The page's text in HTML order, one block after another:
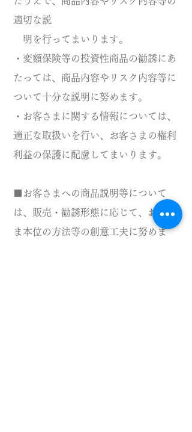
適切な説
明を行ってまいります。
​・変額保険等の投資性商品の勧誘にあ
たっては、商品内容やリスク内容等に
ついて十分な説明に努めます。
・お客さまに関する情報については、
適正な取扱いを行い、お客さまの権利
利益の保護に配慮してまいります。
■お客さまへの商品説明等について
は、販売・勧誘形態に応じて、お客さ
ま本位の方法等の創意工夫に努めま